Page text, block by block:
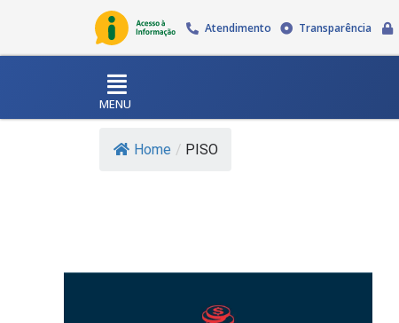
Atendimento Transparência
MENU
Home / PISO